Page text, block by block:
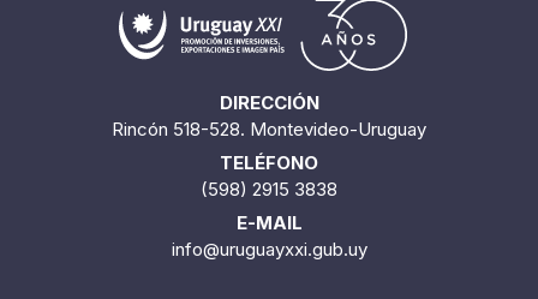
DIRECCIÓN
Rincón 518-528. Montevideo-Uruguay
TELÉFONO
(598) 2915 3838
E-MAIL
info@uruguayxxi.gub.uy